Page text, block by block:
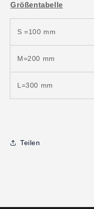
Größentabelle
S =100 mm
M=200 mm
L=300 mm
Teilen